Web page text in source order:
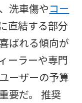
洗車傷やコー
直結する部分
ばれる傾向が
ーラーや専門
ーザーの予算
要だ。 推奨